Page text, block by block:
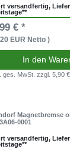
versandfertig,
€ *
EUR Netto )
In den
ges. MwSt.zzgl. 5,90
Magnetbremse
0001
versandfertig,